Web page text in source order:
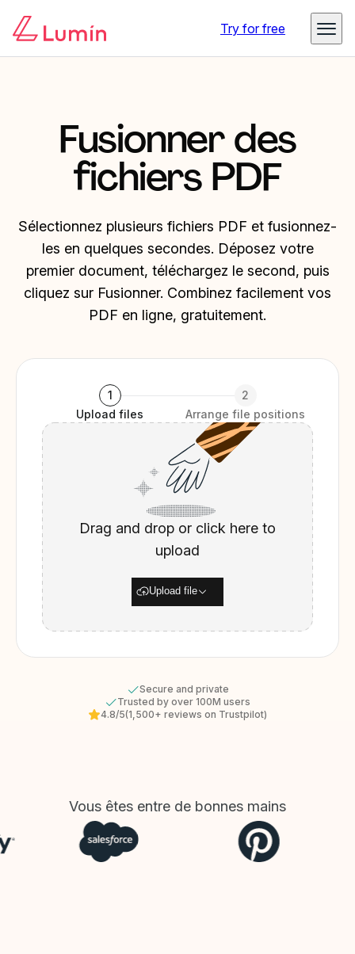
Try for free
Fusionner des
fichiers PDF
Sélectionnez plusieurs fichiers PDF et fusionnez-
les en quelques secondes. Déposez votre
premier document, téléchargez le second, puis
cliquez sur Fusionner. Combinez facilement vos
PDF en ligne, gratuitement.
1
Upload files
2
Arrange file positions
Drag and drop or click here to
upload
Upload file
Secure and private
Trusted by over 100M users
4.8/5(1,500+ reviews on Trustpilot)
Vous êtes entre de bonnes mains